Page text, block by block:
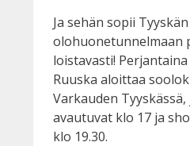
Ja sehän sopii
olohuonetunnelmaan
loistavasti! Perjantaina
Ruuska aloittaa
Varkauden
avautuvat klo 17 ja
klo 19.30.